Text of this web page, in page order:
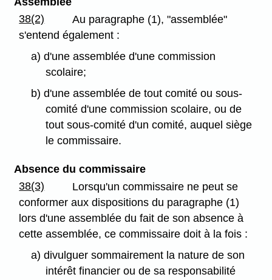
38(2)
Au paragraphe (1), "assemblée"
s'entend également :
a) d'une assemblée d'une commission
scolaire;
b) d'une assemblée de tout comité ou sous-
comité d'une commission scolaire, ou de
tout sous-comité d'un comité, auquel siège
le commissaire.
Absence du commissaire
38(3)
Lorsqu'un commissaire ne peut se
conformer aux dispositions du paragraphe (1)
lors d'une assemblée du fait de son absence à
cette assemblée, ce commissaire doit à la fois :
a) divulguer sommairement la nature de son
intérêt financier ou de sa responsabilité